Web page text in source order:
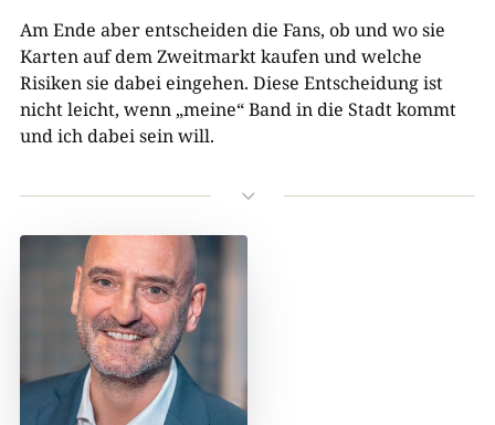
Am Ende aber entscheiden die Fans, ob und wo sie
Karten auf dem Zweitmarkt kaufen und welche
Risiken sie dabei eingehen. Diese Entscheidung ist
nicht leicht, wenn „meine“ Band in die Stadt kommt
und ich dabei sein will.
3